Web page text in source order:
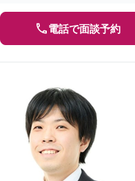
電話で面談予約